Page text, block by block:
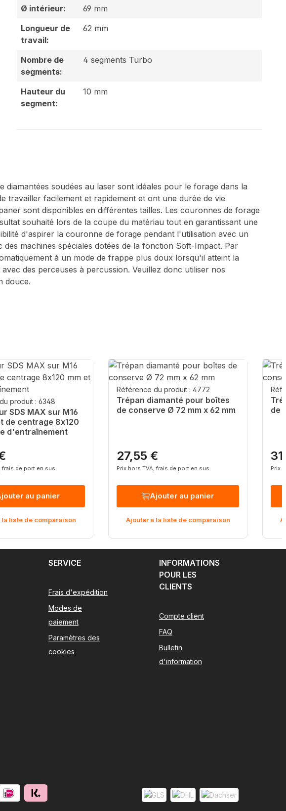
Ø intérieur:
69 mm
Longueur de
travail:
62 mm
Nombre de
segments:
4 segments Turbo
Hauteur du
segment:
10 mm
soudées au laser sont idéales pour le forage dans la
travailler facilement et rapidement et ont une durée de vie
sont disponibles en différentes tailles. Les couronnes de forage
souhaité lors de la coupe du matériau tout en garantissant une
d'aspirer la couronne de forage pendant l'utilisation avec un
machines spéciales dotées de la fonction Soft-Impact. Par
à un mode de frappe plus doux lorsqu'il atteint la
des perceuses à percussion. Veuillez donc utiliser nos
douce.
produit : 6348
SDS MAX sur M16
de centrage 8x120
d'entraînement
:
frais de port en sus
au panier
la liste de comparaison
Référence du produit : 4772
Trépan diamanté pour boîtes
de conserve Ø 72 mm x 62 mm
Prix régulier :
27,55 €
Prix hors TVA, frais de port en sus
Ajouter au panier
Ajouter à la liste de comparaison
de
Prix
SERVICE
Frais d'expédition
Modes de
paiement
Paramètres des
cookies
INFORMATIONS
POUR LES
CLIENTS
Compte client
FAQ
Bulletin
d'information